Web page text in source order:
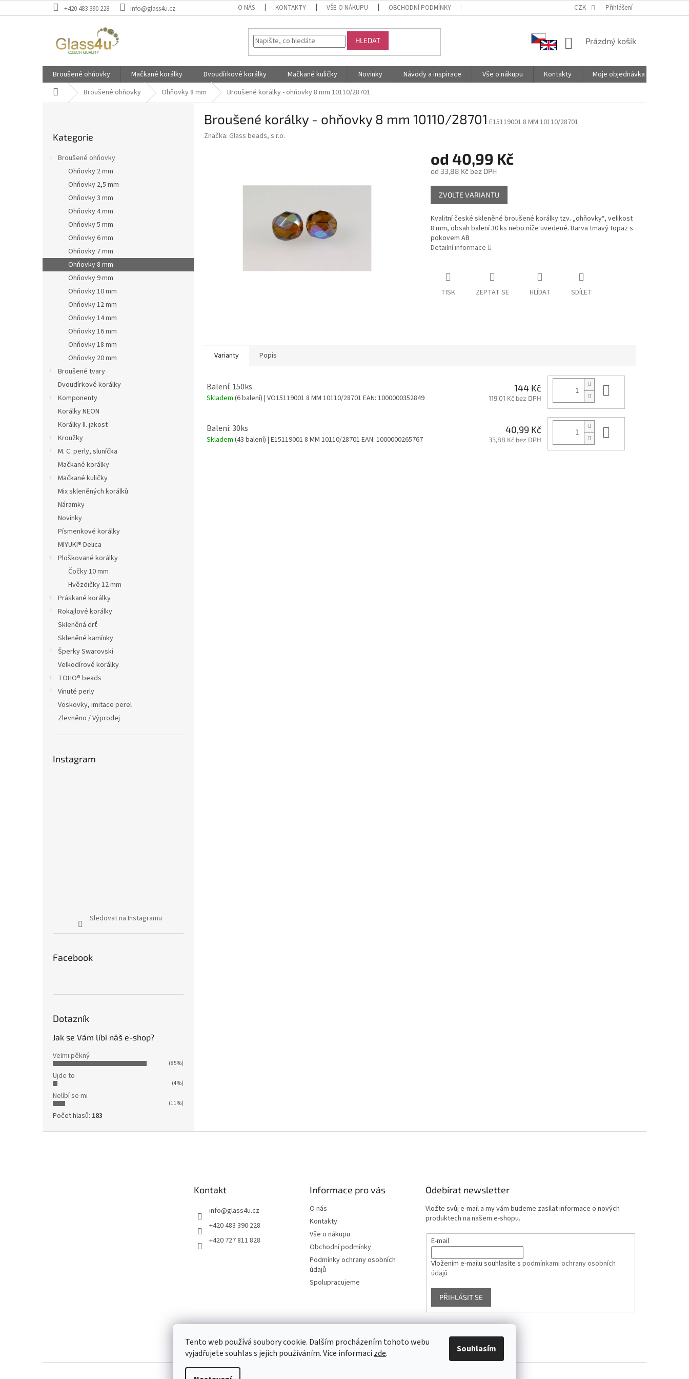
Tento web používá soubory cookie. Dalším procházením tohoto webu
vyjadřujete souhlas s jejich používáním. Více informacízde. Souhlasím
na
+420 483 390 228 info@glass4u.cz O NÁS KONTAKTY VŠE O NÁKUPU OBCHODNÍ PODMÍNKY PODMÍNKY OCHRANY OSOBNÍCH ÚDAJŮ SPOLUPRACUJEME
CZK Přihlášení
HLEDAT
NÁKUPNÍ
Prázdný košík
Broušené ohňovky Mačkané korálky Dvoudírkové korálky Mačkané kuličky Novinky Návody a inspirace Vše o nákupu Kontakty
Moje objednávka
Domů Broušené ohňovky Ohňovky 8 mm Broušené korálky - ohňovky 8 mm 10110/28701
l
kategorie
Kategorie
Broušené ohňovky
Ohňovky 2 mm
Ohňovky 2,5 mm
Ohňovky 3 mm
Ohňovky 4 mm
Ohňovky 5 mm
Ohňovky 6 mm
Ohňovky 7 mm
Ohňovky 8 mm
Ohňovky 9 mm
Ohňovky 10 mm
Ohňovky 12 mm
Ohňovky 14 mm
Ohňovky 16 mm
Ohňovky 18 mm
Ohňovky 20 mm
Broušené tvary
Dvoudírkové korálky
Komponenty
Korálky NEON
Korálky II. jakost
Kroužky
M. C. perly, sluníčka
Mačkané korálky
Mačkané kuličky
Mix skleněných korálků
Náramky
Novinky
Písmenkové korálky
MIYUKI® Delica
Ploškované korálky
Čočky 10 mm
Hvězdičky 12 mm
Práskané korálky
Rokajlové korálky
Skleněná drť
Skleněné kamínky
Šperky Swarovski
Velkodírové korálky
TOHO® beads
Vinuté perly
Voskovky, imitace perel
Zlevněno / Výprodej
Instagram
Sledovat na Instagramu
Facebook
Dotazník
Jak se Vám líbí náš e-shop?
Velmi pěkný
(85%)
Ujde to
(4%)
Nelíbí se mi
(11%)
Počet hlasů: 183
Broušené korálky - ohňovky 8 mm 10110/28701 E15119001 8 MM 10110/28701
Značka: Glass beads, s.r.o.
od 40,99 Kč
od 33,88 Kčbez DPH
Měrná
cena:
ZVOLTE VARIANTU
Kvalitní české skleněné broušené korálky tzv. „ohňovky“, velikost
8 mm, obsah balení 30 ks nebo níže uvedené. Barva tmavý topaz s
pokovem AB
Detailní informace
TISK ZEPTAT SE HLÍDAT SDÍLET
Varianty Popis
Balení: 150ks
Skladem (6 balení) | VO15119001 8 MM 10110/28701 EAN: 1000000352849
144 Kč
119,01 Kč bez DPH
Balení: 30ks
Skladem (43 balení) | E15119001 8 MM 10110/28701 EAN: 1000000265767
40,99 Kč
33,88 Kč bez DPH
Kontakt
info@glass4u.cz
+420 483 390 228
+420 727 811 828
Informace pro vás
O nás
Kontakty
Vše o nákupu
Obchodní podmínky
Podmínky ochrany osobních
údajů
Spolupracujeme
Odebírat newsletter
Vložte svůj e-mail a my vám budeme zasílat informace o nových
produktech na našem e-shopu.
E-mail
Vložením e-mailu souhlasíte spodmínkami ochrany osobních
údajů
PŘIHLÁSIT SE
Facebook